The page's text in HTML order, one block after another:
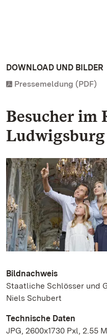
DOWNLOAD UND BILDER
Pressemeldung (PDF)
Besucher im
Ludwigsburg
Bildnachweis
Staatliche Schlösser und
Niels Schubert
Technische Daten
JPG, 2600x1730 Pxl, 2.55